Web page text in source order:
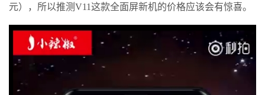
元），所以推测V11这款全面屏新机的价格应该会有惊喜。